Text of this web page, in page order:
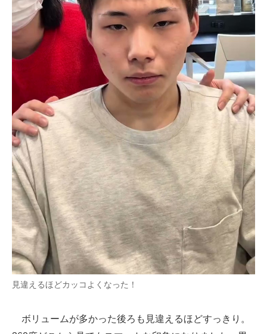
見違えるほどカッコよくなった！
ボリュームが多かった後ろも見違えるほどすっきり。